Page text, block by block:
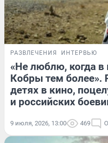
РАЗВЛЕЧЕНИЯ ИНТЕРВЬЮ
«Не люблю, когда
Кобры тем
детях в кино,
и российских
9 июля, 2026, 13:00 469